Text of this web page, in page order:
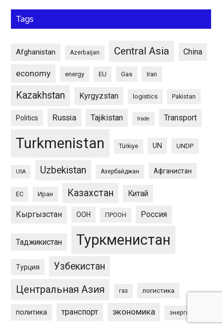
Tags
Afghanistan Azerbaijan Central Asia China
economy energy EU Gas Iran
Kazakhstan Kyrgyzstan logistics Pakistan
Politics Russia Tajikistan trade Transport
Turkmenistan Türkiye UN UNDP
USA Uzbekistan Азербайджан Афганистан
ЕС Иран Казахстан Китай
Кыргызстан ООН ПРООН Россия
Таджикистан Туркменистан
Турция Узбекистан
Центральная Азия газ логистика
политика транспорт экономика энергетика